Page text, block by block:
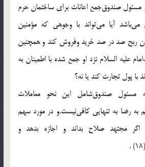
صندوق‌جمع اعانات براى ساختمان حرم
آيا مى‌تواند با وجوهى كه مؤمنين
ربح صد در صد خريد وفروش كند و همچنين
عليه السلام نزد او جمع شده با اطمينان به
پول تجارت كند يا نه؟
مسئول صندوق‌شامل اين نحو معاملات
به رضا به تنهايى كافى‌نيست.و در مورد سهم
اگر مجتهد صلاح بداند و اجازه بدهد و